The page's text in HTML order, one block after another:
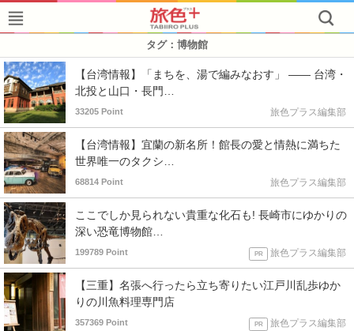
タグ：博物館
【台湾情報】「まちを、湯で編みなおす」 —— 台湾・
北投と山口・長門…
33205 Point 旅色プラス編集部
【台湾情報】宜蘭の新名所！館長の愛と情熱に満ちた
世界唯一のタクシ…
68814 Point 旅色プラス編集部
ここでしか見られない貴重な化石も! 長崎市にゆかりの
深い恐竜博物館…
199789 Point PR 旅色プラス編集部
【三重】名張へ行ったら立ち寄りたい江戸川乱歩ゆか
りの川魚料理専門店
357369 Point PR 旅色プラス編集部